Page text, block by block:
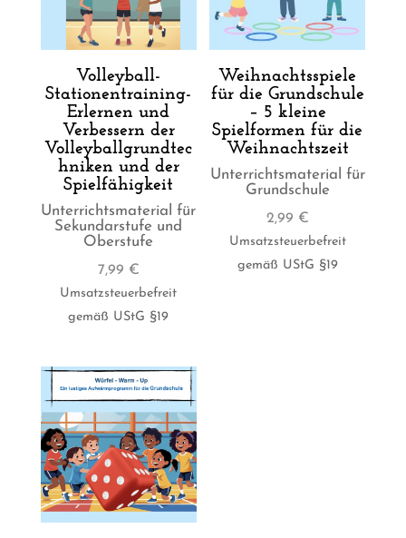
Volleyball-
Stationentraining-
Erlernen und
Verbessern der
Volleyballgrundtec
hniken und der
Spielfähigkeit
Unterrichtsmaterial für
Sekundarstufe und
Oberstufe
7,99 €
Umsatzsteuerbefreit
gemäß UStG §19
Weihnachtsspiele
für die Grundschule
– 5 kleine
Spielformen für die
Weihnachtszeit
Unterrichtsmaterial für
Grundschule
2,99 €
Umsatzsteuerbefreit
gemäß UStG §19